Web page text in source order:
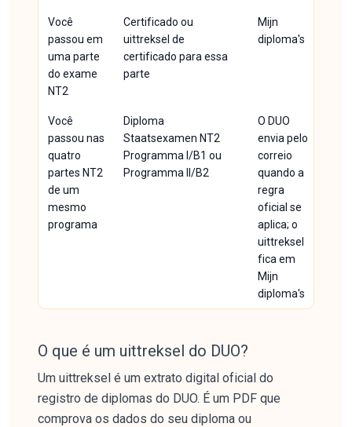
Você
passou em
uma parte
do exame
NT2
Certificado ou
uittreksel de
certificado para essa
parte
Mijn
diploma's
Você
passou nas
quatro
partes NT2
de um
mesmo
programa
Diploma
Staatsexamen NT2
Programma I/B1 ou
Programma II/B2
O DUO
envia pelo
correio
quando a
regra
oficial se
aplica; o
uittreksel
fica em
Mijn
diploma's
O que é um uittreksel do DUO?
Um uittreksel é um extrato digital oficial do
registro de diplomas do DUO. É um PDF que
comprova os dados do seu diploma ou